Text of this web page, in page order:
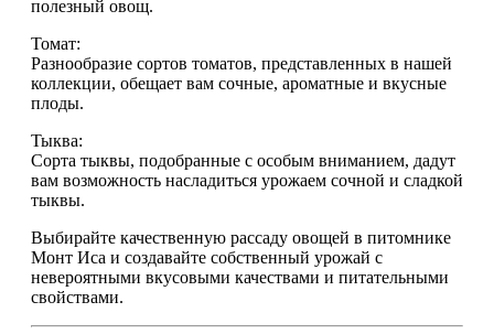
полезный овощ.
Томат:
Разнообразие сортов томатов, представленных в нашей
коллекции, обещает вам сочные, ароматные и вкусные
плоды.
Тыква:
Сорта тыквы, подобранные с особым вниманием, дадут
вам возможность насладиться урожаем сочной и сладкой
тыквы.
Выбирайте качественную рассаду овощей в питомнике
Монт Иса и создавайте собственный урожай с
невероятными вкусовыми качествами и питательными
свойствами.